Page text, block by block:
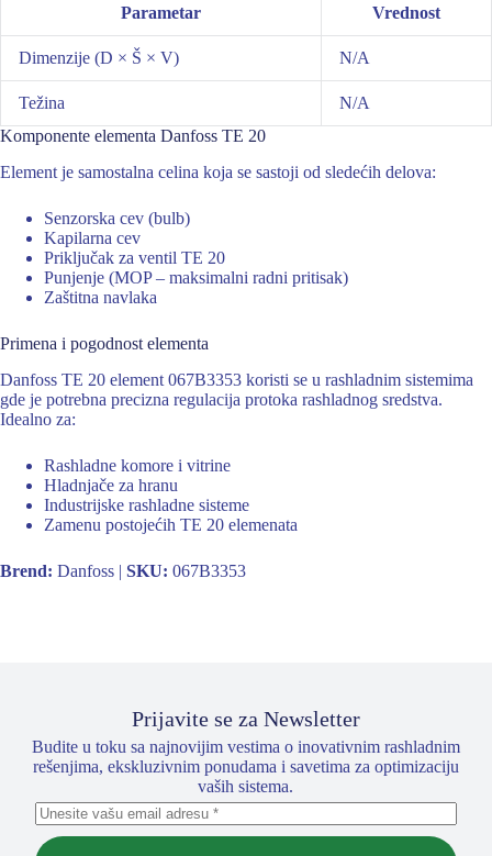
Parametar Vrednost
Dimenzije (D × Š × V) N/A
Težina
N/A
Komponente elementa Danfoss TE 20
Element je samostalna celina koja se sastoji od sledećih delova:
Senzorska cev (bulb)
Kapilarna cev
Priključak za ventil TE 20
Punjenje (MOP – maksimalni radni pritisak)
Zaštitna navlaka
Primena i pogodnost elementa
Danfoss TE 20 element 067B3353 koristi se u rashladnim sistemima
gde je potrebna precizna regulacija protoka rashladnog sredstva.
Idealno za:
Rashladne komore i vitrine
Hladnjače za hranu
Industrijske rashladne sisteme
Zamenu postojećih TE 20 elemenata
Brend: Danfoss | SKU: 067B3353
Prijavite se za Newsletter
Budite u toku sa najnovijim vestima o inovativnim rashladnim
rešenjima, ekskluzivnim ponudama i savetima za optimizaciju
vaših sistema.